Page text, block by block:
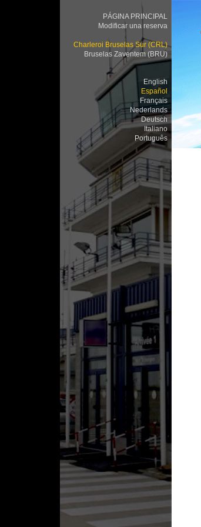
PÁGINA PRINCIPAL
Modificar una reserva
Charleroi Bruselas Sur (CRL)
Bruselas Zaventem (BRU)
English
Español
Français
Nederlands
Deutsch
Italiano
Português